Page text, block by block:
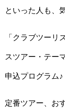
といった人も、
「クラブツーリ
スツアー・テー
申込プログラム♪
定番ツアー、お